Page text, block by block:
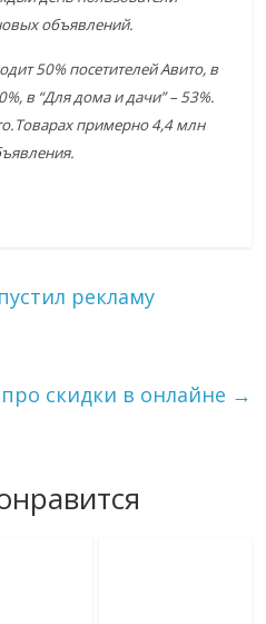
объявлений.
50% посетителей Авито, в
в “Для дома и дачи” – 53%.
примерно 4,4 млн
рекламу
скидки в онлайне →